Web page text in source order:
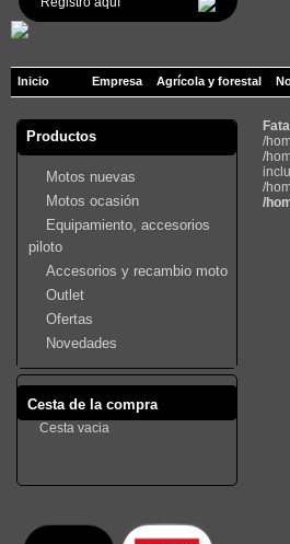
Inicio Empresa Agrícola y forestal
Productos
Motos nuevas
Motos ocasión
Equipamiento, accesorios
piloto
Accesorios y recambio moto
Outlet
Ofertas
Novedades
Cesta de la compra
Cesta vacia
/
/
/
/